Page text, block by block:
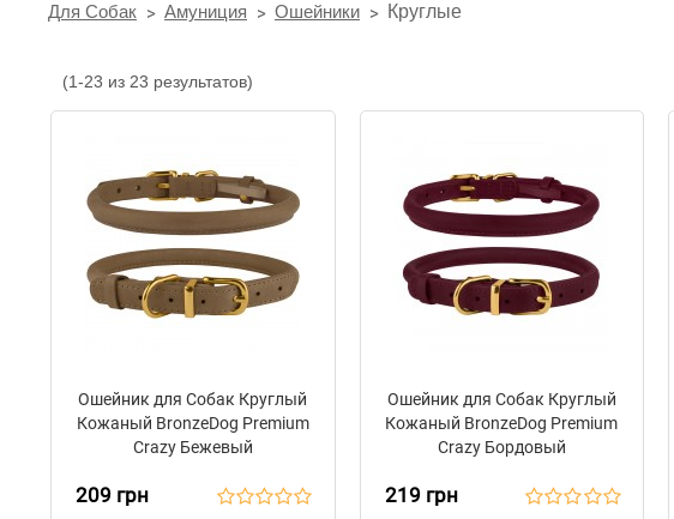
Для Собак Амуниция Ошейники Круглые
Круглые
(1-23 из 23 результатов)
Ошейник для Собак Круглый
Кожаный BronzeDog Premium
Crazy Бежевый
209 грн
Ошейник для Собак Круглый
Кожаный BronzeDog Premium
Crazy Бордовый
219 грн